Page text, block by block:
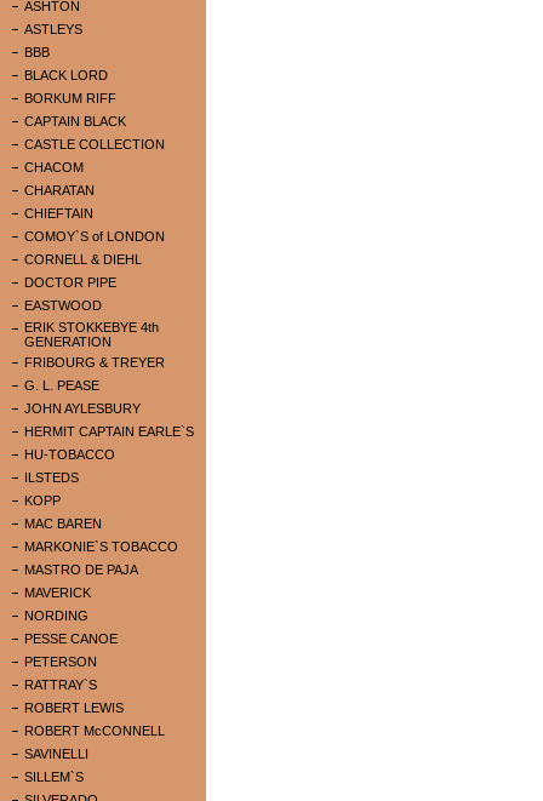
ASHTON
ASTLEYS
BBB
BLACK LORD
BORKUM RIFF
CAPTAIN BLACK
CASTLE COLLECTION
CHACOM
CHARATAN
CHIEFTAIN
COMOY`S of LONDON
CORNELL & DIEHL
DOCTOR PIPE
EASTWOOD
ERIK STOKKEBYE 4th
GENERATION
FRIBOURG & TREYER
G. L. PEASE
JOHN AYLESBURY
HERMIT CAPTAIN EARLE`S
HU-TOBACCO
ILSTEDS
KOPP
MAC BAREN
MARKONIE`S TOBACCO
MASTRO DE PAJA
MAVERICK
NORDING
PESSE CANOE
PETERSON
RATTRAY`S
ROBERT LEWIS
ROBERT McCONNELL
SAVINELLI
SILLEM`S